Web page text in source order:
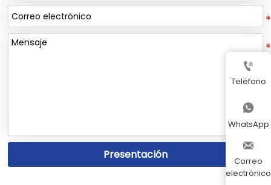
Presentación

Teléfono

WhatsApp

Correo
electrónico